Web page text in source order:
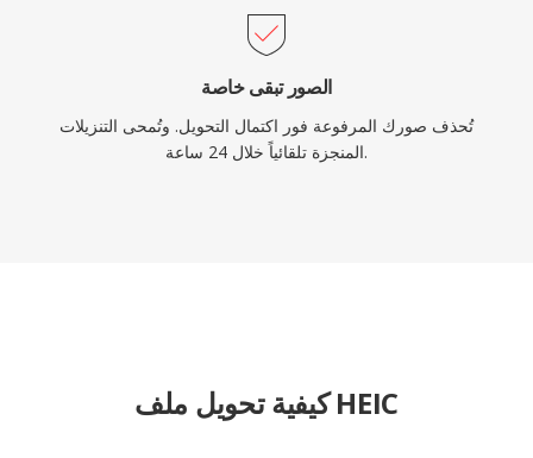
الصور تبقى خاصة
تُحذف صورك المرفوعة فور اكتمال التحويل. وتُمحى التنزيلات
المنجزة تلقائياً خلال 24 ساعة.
كيفية تحويل ملف HEIC